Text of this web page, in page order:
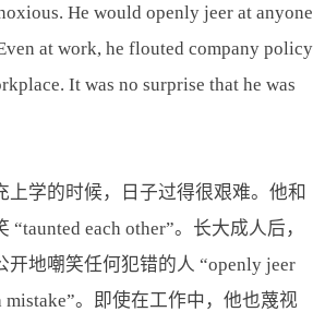
He would openly jeer at anyone
at work, he flouted company policy
It was no surprise that he was
上学的时候，日子过得很艰难。他和
each other”。长大成人后，
地嘲笑任何犯错的人 “openly jeer
mistake”。即使在工作中，他也蔑视